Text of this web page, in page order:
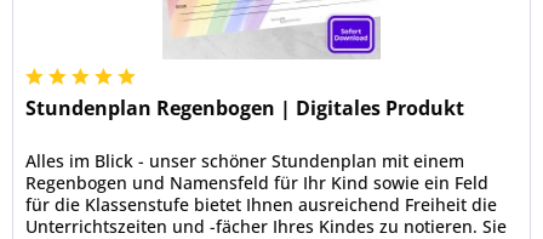
Stundenplan Regenbogen | Digitales Produkt
Alles im Blick - unser schöner Stundenplan mit einem
Regenbogen und Namensfeld für Ihr Kind sowie ein Feld
für die Klassenstufe bietet Ihnen ausreichend Freiheit die
Unterrichtszeiten und -fächer Ihres Kindes zu notieren. Sie